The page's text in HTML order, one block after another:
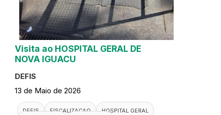
Visita ao HOSPITAL GERAL DE
NOVA IGUACU
DEFIS
13 de Maio de 2026
DEFIS FISCALIZACAO
HOSPITAL GERAL